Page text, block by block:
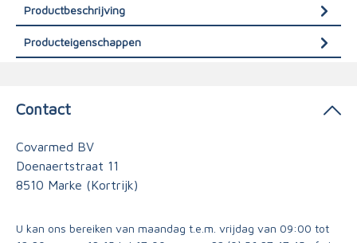
Productbeschrijving
Producteigenschappen
Contact
Covarmed BV
Doenaertstraat 11
8510 Marke (Kortrijk)
U kan ons bereiken van maandag t.e.m. vrijdag van 09:00 tot